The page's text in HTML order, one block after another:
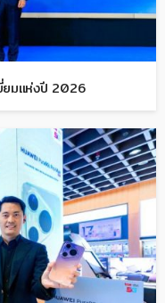
ยมแห่งปี 2026